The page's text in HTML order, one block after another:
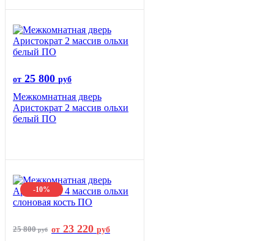
от 25 800 руб
Межкомнатная дверь
Аристократ 2 массив ольхи
белый ПО
-10%
25 800руб от 23 220 руб